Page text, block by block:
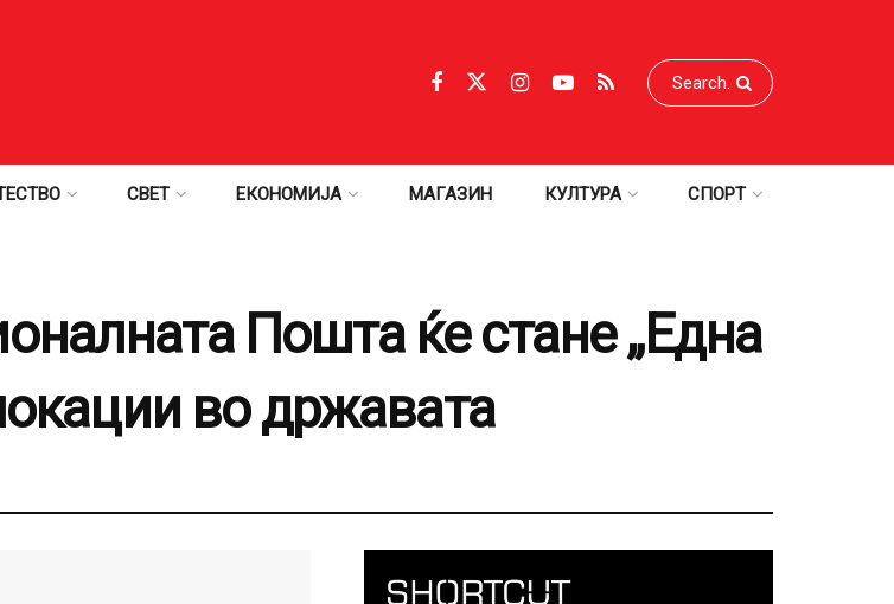
СВЕТ ЕКОНОМИЈА МАГАЗИН КУЛТУРА СПОРТ
Пошта ќе стане „Една
во државата